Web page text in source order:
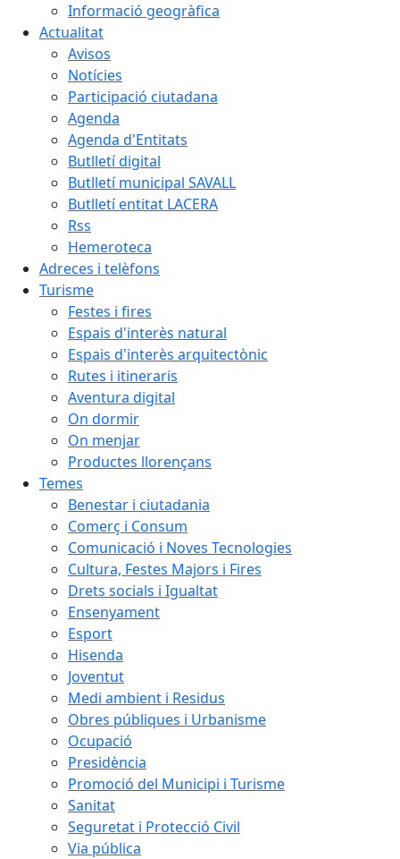
Informació geogràfica
Actualitat
Avisos
Notícies
Participació ciutadana
Agenda
Agenda d'Entitats
Butlletí digital
Butlletí municipal SAVALL
Butlletí entitat LACERA
Rss
Hemeroteca
Adreces i telèfons
Turisme
Festes i fires
Espais d'interès natural
Espais d'interès arquitectònic
Rutes i itineraris
Aventura digital
On dormir
On menjar
Productes llorençans
Temes
Benestar i ciutadania
Comerç i Consum
Comunicació i Noves Tecnologies
Cultura, Festes Majors i Fires
Drets socials i Igualtat
Ensenyament
Esport
Hisenda
Joventut
Medi ambient i Residus
Obres públiques i Urbanisme
Ocupació
Presidència
Promoció del Municipi i Turisme
Sanitat
Seguretat i Protecció Civil
Via pública